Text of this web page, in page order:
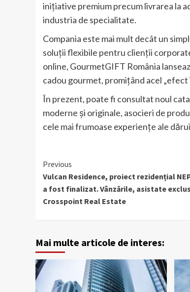
inițiative premium precum livrarea la
industria de specialitate.
Compania este mai mult decât un
soluții flexibile pentru clienții
online, GourmetGIFT România
cadou gourmet, promițând acel
În prezent, poate fi consultat noul
moderne și originale, asocieri de
cele mai frumoase experiențe ale
Continue
Reading
Previous
Vulcan Residence, proiect rezidențial
a fost finalizat. Vânzările, asistate
Crosspoint Real Estate
Mai multe articole de interes: